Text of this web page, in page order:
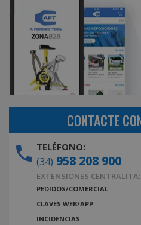
CONTACTE
TELÉFONO:
(34) 958 208 900
EXTENSIONES CENTRALITA:
PEDIDOS/COMERCIAL
CLAVES WEB/APP
INCIDENCIAS